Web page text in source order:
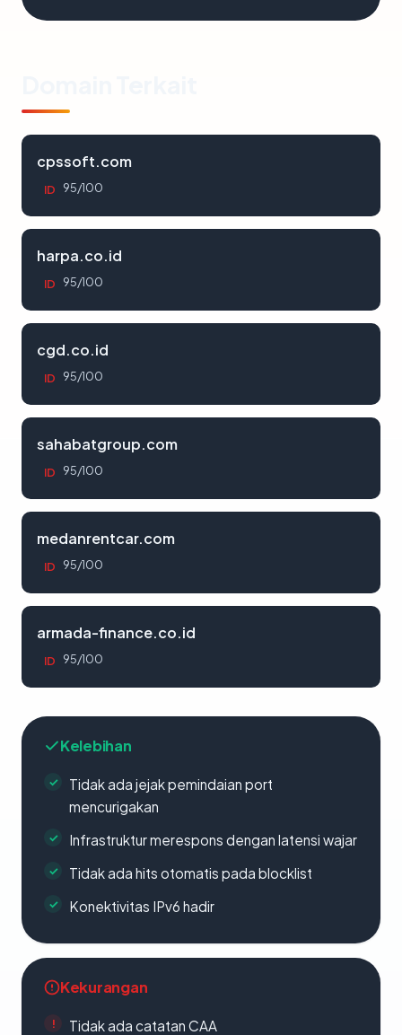
cpssoft.com
ID 95/100
harpa.co.id
ID 95/100
cgd.co.id
ID 95/100
sahabatgroup.com
ID 95/100
medanrentcar.com
ID 95/100
armada-finance.co.id
ID 95/100
Kelebihan
Tidak ada jejak pemindaian port
mencurigakan
Infrastruktur merespons dengan latensi wajar
Tidak ada hits otomatis pada blocklist
Konektivitas IPv6 hadir
Kekurangan
Tidak ada catatan CAA